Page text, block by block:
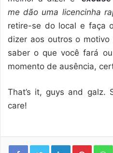
me dão uma licencinha
retire-se do local e faça
dizer aos outros o
saber o que você fará
momento de ausência,
That’s it, guys and galz.
care!
Linkedin